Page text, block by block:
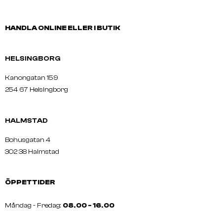
HANDLA ONLINE ELLER I BUTIK
HELSINGBORG
Kanongatan 159
254 67 Helsingborg
HALMSTAD
Bohusgatan 4
302 38 Halmstad
ÖPPETTIDER
Måndag - Fredag: 08.00 - 16.00